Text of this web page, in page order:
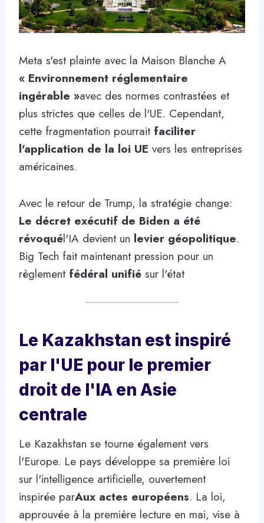
Meta s'est plainte avec la Maison Blanche A
« Environnement réglementaire
ingérable »avec des normes contrastées et
plus strictes que celles de l'UE. Cependant,
cette fragmentation pourrait faciliter
l'application de la loi UE vers les entreprises
américaines.
Avec le retour de Trump, la stratégie change:
Le décret exécutif de Biden a été
révoquél'IA devient un levier géopolitique.
Big Tech fait maintenant pression pour un
règlement fédéral unifié sur l'état
Le Kazakhstan est inspiré
par l'UE pour le premier
droit de l'IA en Asie
centrale
Le Kazakhstan se tourne également vers
l'Europe. Le pays développe sa première loi
sur l'intelligence artificielle, ouvertement
inspirée parAux actes européens. La loi,
approuvée à la première lecture en mai, vise à